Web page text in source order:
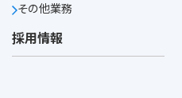
その他業務
採用情報